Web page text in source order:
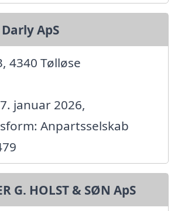
ApS
4340 Tølløse
januar 2026,
Anpartsselskab
G. HOLST & SØN ApS